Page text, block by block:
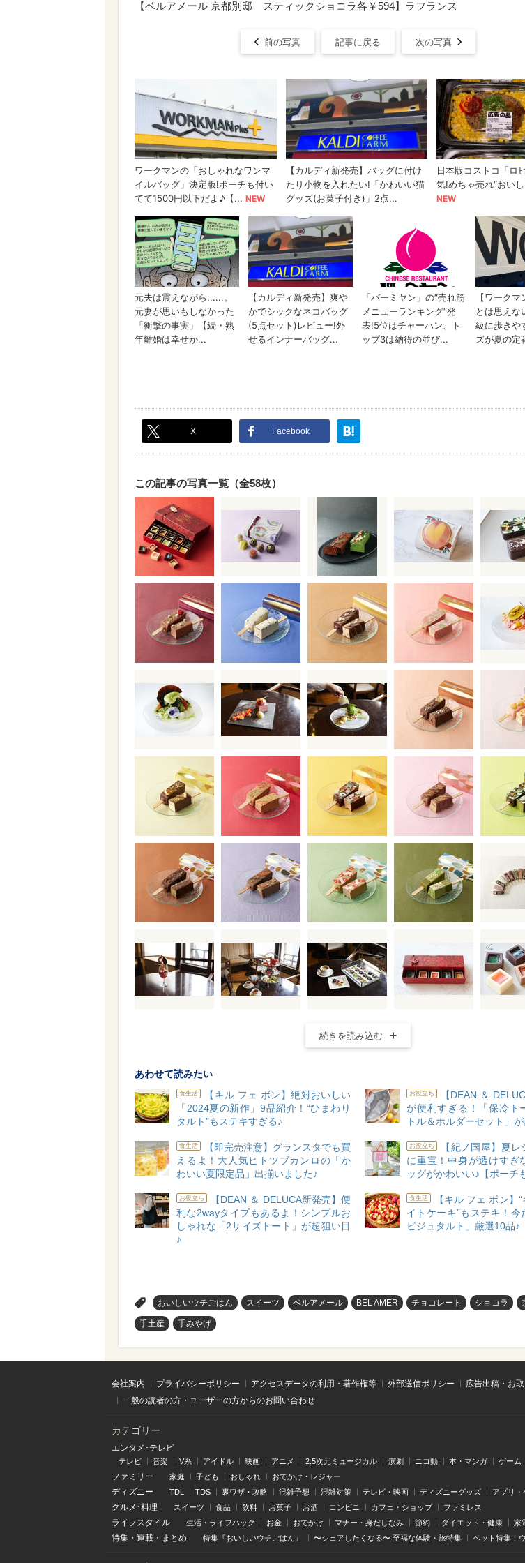
【ベルアメール 京都別邸 スティックショコラ各￥594】ラフランス
前の写真 記事に戻る 次の写真
X Facebook
この記事の写真一覧（全58枚）
続きを読み込む
あわせて読みたい
食生活
【キル フェ ボン】絶対おいしい
「2024夏の新作」9品紹介！“ひまわり
タルト”もステキすぎる♪
お役立ち
【DEAN ＆
が便利すぎる！「保冷ト
トル＆ホルダーセット」
食生活
【即完売注意】グランスタでも買
えるよ！大人気ヒトツブカンロの「か
わいい夏限定品」出揃いました♪
お役立ち
【紀ノ国屋】夏
に重宝！中身が透けすぎ
ッグがかわいい♪【ポーチ
お役立ち
【DEAN ＆ DELUCA新発売】便
利な2wayタイプもあるよ！シンプルお
しゃれな「2サイズトート」が超狙い目
♪
食生活
【キル フェ ボン】
イトケーキ”もステキ！今
ビジュタルト」厳選10品♪
おいしいウチごはん スイーツ ベルアメール BEL AMER チョコレート ショコラ
手土産 手みやげ
会社案内 プライバシーポリシー アクセスデータの利用・著作権等 外部送信ポリシー
広告出稿・お
一般の読者の方・ユーザーの方からのお問い合わせ
カテゴリー
エンタメ･テレビ
テレビ 音楽 V系 アイドル 映画 アニメ 2.5次元ミュージカル 演劇 ニコ動 本・マンガ ゲーム
ファミリー 家庭 子ども おしゃれ おでかけ・レジャー
ディズニー TDL TDS 裏ワザ・攻略 混雑予想 混雑対策 テレビ・映画 ディズニーグッズ アプリ・
グルメ･料理 スイーツ 食品 飲料 お菓子 お酒 コンビニ カフェ・ショップ ファミレス
ライフスタイル 生活・ライフハック お金 おでかけ マナー・身だしなみ 節約 ダイエット・健康 家
特集 ・ 連載 ・ まとめ 特集『おいしいウチごはん』 〜シェアしたくなる〜 至福な体験・旅特集 ペット特集：